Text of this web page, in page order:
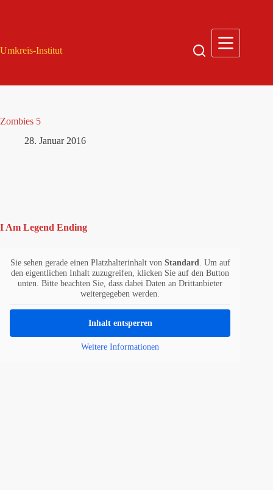
Umkreis-Institut
Zombies 5
28. Januar 2016
I Am Legend Ending
Sie sehen gerade einen Platzhalterinhalt von Standard. Um auf
den eigentlichen Inhalt zuzugreifen, klicken Sie auf den Button
unten. Bitte beachten Sie, dass dabei Daten an Drittanbieter
weitergegeben werden.
Inhalt entsperren
Weitere Informationen